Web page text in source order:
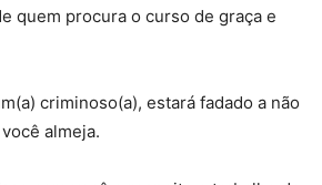
quem procura o curso de graça e
criminoso(a), estará fadado a não
almeja.